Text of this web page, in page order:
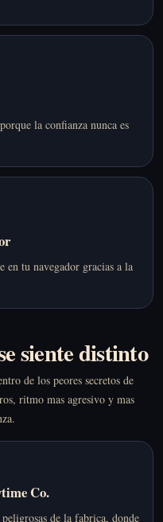
la confianza nunca es
en tu navegador gracias a la
siente distinto
de los peores secretos de
ritmo mas agresivo y mas
Co.
de la fabrica, donde